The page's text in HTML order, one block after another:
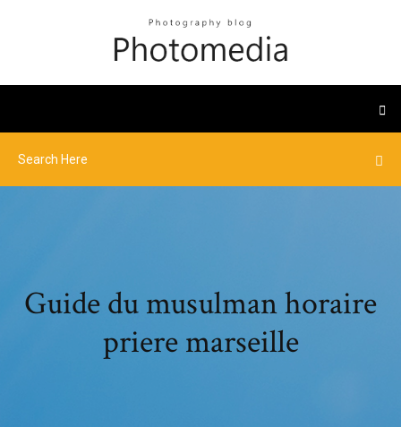
Guide du musulman horaire
priere marseille